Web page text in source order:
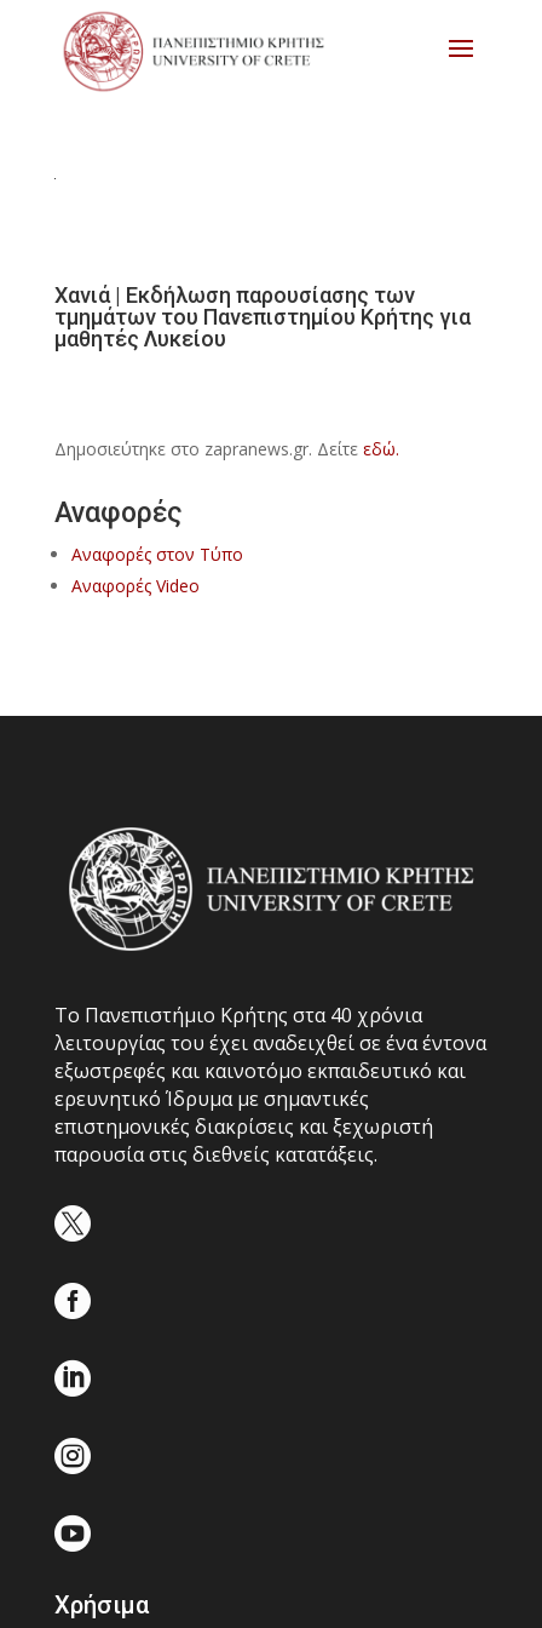
Χανιά | Εκδήλωση παρουσίασης των
τμημάτων του Πανεπιστημίου Κρήτης για
μαθητές Λυκείου
Δημοσιεύτηκε στο zapranews.gr. Δείτε εδώ.
Αναφορές
Αναφορές στον Τύπο
Αναφορές Video
Το Πανεπιστήμιο Κρήτης στα 40 χρόνια
λειτουργίας του έχει αναδειχθεί σε ένα έντονα
εξωστρεφές και καινοτόμο εκπαιδευτικό και
ερευνητικό Ίδρυμα με σημαντικές
επιστημονικές διακρίσεις και ξεχωριστή
παρουσία στις διεθνείς κατατάξεις.





Χρήσιμα